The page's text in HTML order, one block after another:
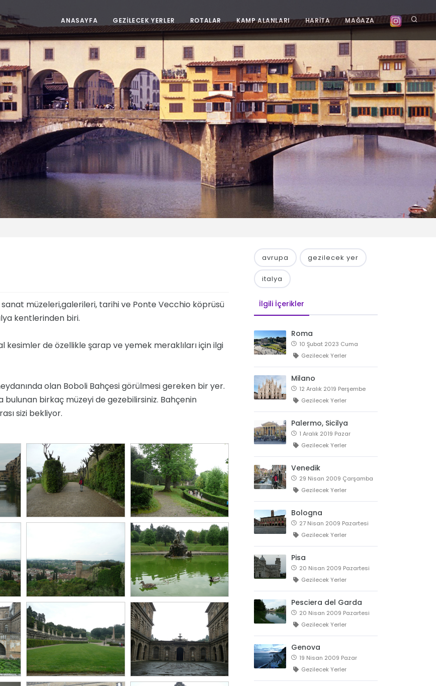
ANASAYFA GEZİLECEK YERLER ROTALAR KAMP ALANLARI HARİTA MAĞAZA
sanat müzeleri,galerileri, tarihi ve Ponte Vecchio köprüsü
kentlerinden biri.
kesimler de özellikle şarap ve yemek meraklıları için ilgi
olan Boboli Bahçesi görülmesi gereken bir yer.
birkaç müzeyi de gezebilirsiniz. Bahçenin
sizi bekliyor.
avrupa gezilecek yer
italya
İlgili İçerikler
Roma
10 Şubat 2023 Cuma
Gezilecek Yerler
Milano
12 Aralık 2019 Perşembe
Gezilecek Yerler
Palermo, Sicilya
1 Aralık 2019 Pazar
Gezilecek Yerler
Venedik
29 Nisan 2009 Çarşamba
Gezilecek Yerler
Bologna
27 Nisan 2009 Pazartesi
Gezilecek Yerler
Pisa
20 Nisan 2009 Pazartesi
Gezilecek Yerler
Pesciera del Garda
20 Nisan 2009 Pazartesi
Gezilecek Yerler
Genova
19 Nisan 2009 Pazar
Gezilecek Yerler